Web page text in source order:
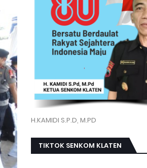
H.KAMIDI S.P.D, M.PD
TIKTOK SENKOM KLATEN